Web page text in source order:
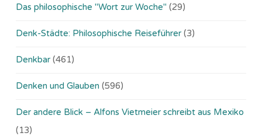
Das philosophische "Wort zur Woche" (29)
Denk-Städte: Philosophische Reiseführer (3)
Denkbar (461)
Denken und Glauben (596)
Der andere Blick – Alfons Vietmeier schreibt aus Mexiko
(13)